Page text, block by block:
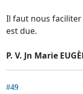
Il faut nous
est due.
P. V. Jn Marie
#49